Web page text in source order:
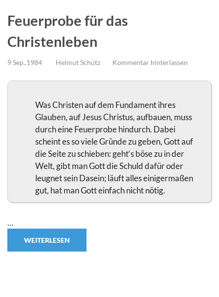
Feuerprobe für das
Christenleben
9 Sep.,1984 Helmut Schütz Kommentar hinterlassen
Was Christen auf dem Fundament ihres
Glauben, auf Jesus Christus, aufbauen, muss
durch eine Feuerprobe hindurch. Dabei
scheint es so viele Gründe zu geben, Gott auf
die Seite zu schieben: geht‘s böse zu in der
Welt, gibt man Gott die Schuld dafür oder
leugnet sein Dasein; läuft alles einigermaßen
gut, hat man Gott einfach nicht nötig.
…
WEITERLESEN